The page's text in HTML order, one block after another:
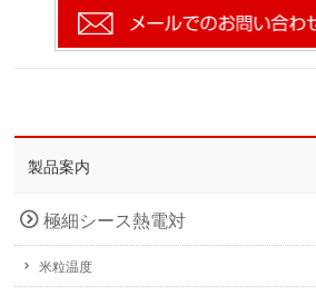
製品案内
極細シース熱電対
米粒温度